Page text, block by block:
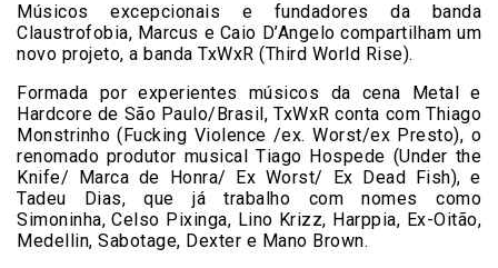
Músicos excepcionais e fundadores da banda
Claustrofobia, Marcus e Caio D’Angelo compartilham um
novo projeto, a banda TxWxR (Third World Rise).
Formada por experientes músicos da cena Metal e
Hardcore de São Paulo/Brasil, TxWxR conta com Thiago
Monstrinho (Fucking Violence /ex. Worst/ex Presto), o
renomado produtor musical Tiago Hospede (Under the
Knife/ Marca de Honra/ Ex Worst/ Ex Dead Fish), e
Tadeu Dias, que já trabalho com nomes como
Simoninha, Celso Pixinga, Lino Krizz, Harppia, Ex-Oitão,
Medellin, Sabotage, Dexter e Mano Brown.